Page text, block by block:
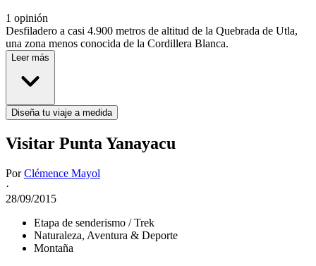
1 opinión
Desfiladero a casi 4.900 metros de altitud de la Quebrada de Utla,
una zona menos conocida de la Cordillera Blanca.
Leer más
Diseña tu viaje a medida
Visitar Punta Yanayacu
PorClémence Mayol
·
28/09/2015
Etapa de senderismo / Trek
Naturaleza, Aventura & Deporte
Montaña